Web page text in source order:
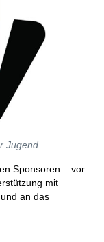
Jugend
Sponsoren – vor
mit
an das